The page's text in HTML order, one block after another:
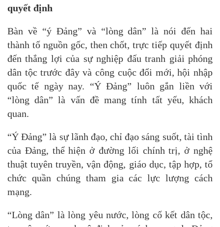
quyết định
Bàn về “ý Đảng” và “lòng dân” là nói đến hai
thành tố nguồn gốc, then chốt, trực tiếp quyết định
đến thắng lợi của sự nghiệp đấu tranh giải phóng
dân tộc trước đây và công cuộc đổi mới, hội nhập
quốc tế ngày nay. “Ý Đảng” luôn gắn liền với
“lòng dân” là vấn đề mang tính tất yếu, khách
quan.
“Ý Đảng” là sự lãnh đạo, chỉ đạo sáng suốt, tài tình
của Đảng, thể hiện ở đường lối chính trị, ở nghệ
thuật tuyên truyền, vận động, giáo dục, tập hợp, tổ
chức quần chúng tham gia các lực lượng cách
mạng.
“Lòng dân” là lòng yêu nước, lòng cố kết dân tộc,